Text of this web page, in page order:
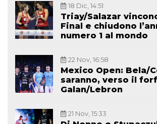
18 Dic, 14:51
Triay/Salazar
Final e chiudono
numero 1 al mondo
22 Nov, 16:58
Mexico Open: Bela/
saranno, verso il
Galan/Lebron
21 Nov, 15:33